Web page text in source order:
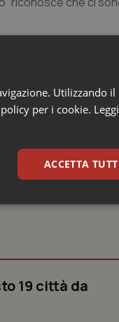
consumatori e
nostri consumatori”.
19 città da
Utilizzando il
per i cookie.
ACCETTA
Marketing